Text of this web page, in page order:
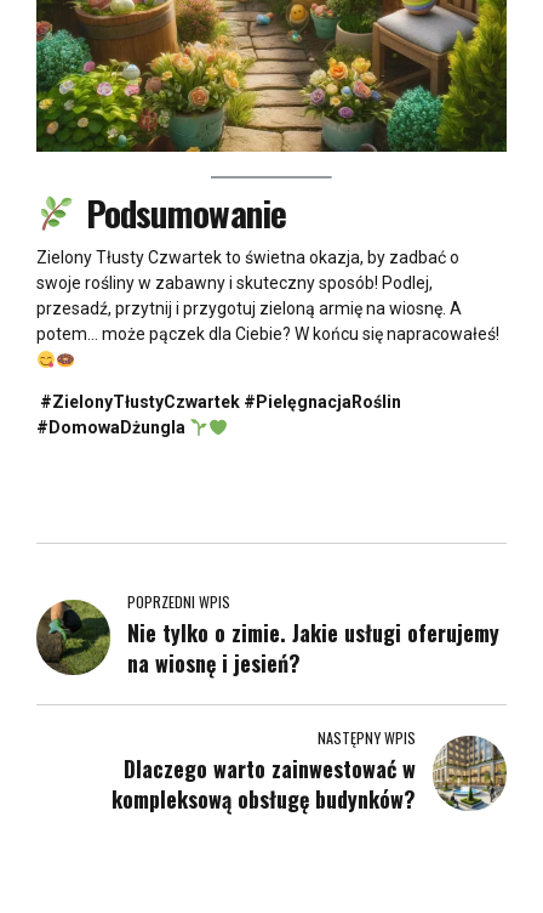
Podsumowanie
Zielony Tłusty Czwartek to świetna okazja, by zadbać o
swoje rośliny w zabawny i skuteczny sposób! Podlej,
przesadź, przytnij i przygotuj zieloną armię na wiosnę. A
potem… może pączek dla Ciebie? W końcu się napracowałeś!
#ZielonyTłustyCzwartek #PielęgnacjaRoślin
#DomowaDżungla
POPRZEDNI WPIS
Nie tylko o zimie. Jakie usługi oferujemy
na wiosnę i jesień?
NASTĘPNY WPIS
Dlaczego warto zainwestować w
kompleksową obsługę budynków?